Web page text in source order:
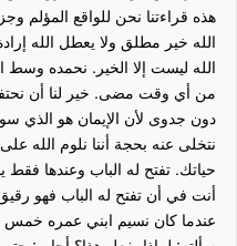
هذه قراءتنا نحن للواقع المؤلم
الله خير مطلق ولا يعطل الله
الله ليست إلا الخير. نحمده وسط
من أي وقت مضى. خير لنا أن نحتفظ
دون جدوى لأن الإيمان هو الذي
نتخلى عنه بحجة أننا نلوم الله
حياتك. تفتح له الباب وعندها
أنت في أن تفتح له الباب فهو
عندما كان نسيم ابني عمره